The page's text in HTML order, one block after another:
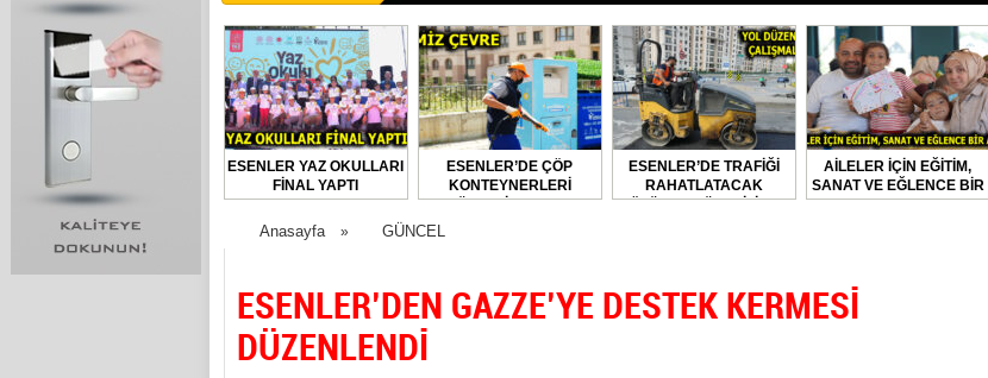
ESENLER YAZ OKULLARI
FİNAL YAPTI
ESENLER’DE ÇÖP
KONTEYNERLERİ
DÜZENLİ OLARAK
DEZENFEKTE EDİLİYOR
ESENLER’DE TRAFİĞİ
RAHATLATACAK
ÇÖZÜMLER ÜRETİLİYOR
AİLELER İÇİN EĞİTİM,
SANAT VE EĞLENCE BİR
ARADA
Anasayfa » GÜNCEL
ESENLER’DEN GAZZE’YE DESTEK KERMESİ
DÜZENLENDİ